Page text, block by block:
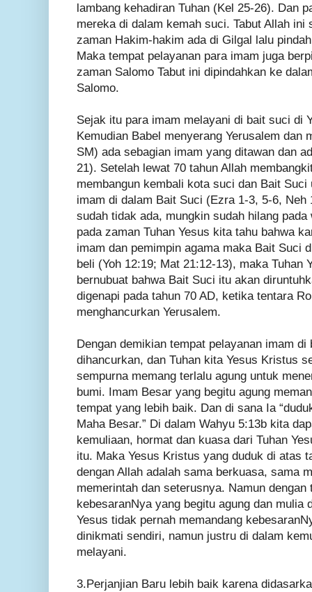
lambang kehadiran Tuhan (Kel 25-26). Dan
mereka di dalam kemah suci. Tabut Allah ini
zaman Hakim-hakim ada di Gilgal lalu
Maka tempat pelayanan para imam juga
zaman Salomo Tabut ini dipindahkan ke
Salomo.
Sejak itu para imam melayani di bait suci di
Kemudian Babel menyerang Yerusalem dan
SM) ada sebagian imam yang ditawan dan
21). Setelah lewat 70 tahun Allah
membangun kembali kota suci dan Bait
imam di dalam Bait Suci (Ezra 1-3, 5-6, Neh
sudah tidak ada, mungkin sudah hilang
pada zaman Tuhan Yesus kita tahu bahwa
imam dan pemimpin agama maka Bait Suci
beli (Yoh 12:19; Mat 21:12-13), maka Tuhan
bernubuat bahwa Bait Suci itu akan
digenapi pada tahun 70 AD, ketika tentara
menghancurkan Yerusalem.
Dengan demikian tempat pelayanan imam
dihancurkan, dan Tuhan kita Yesus Kristus
sempurna memang terlalu agung untuk
bumi. Imam Besar yang begitu agung
tempat yang lebih baik. Dan di sana Ia
Maha Besar.” Di dalam Wahyu 5:13b kita
kemuliaan, hormat dan kuasa dari Tuhan
itu. Maka Yesus Kristus yang duduk di atas
dengan Allah adalah sama berkuasa, sama
memerintah dan seterusnya. Namun
kebesaranNya yang begitu agung dan mulia
Yesus tidak pernah memandang
dinikmati sendiri, namun justru di dalam
melayani.
3.Perjanjian Baru lebih baik karena